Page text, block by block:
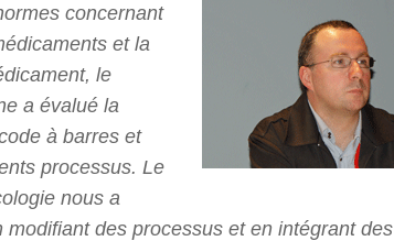
concernant
et la
le
a évalué la
à barres et
processus. Le
nous a
des processus et en intégrant des